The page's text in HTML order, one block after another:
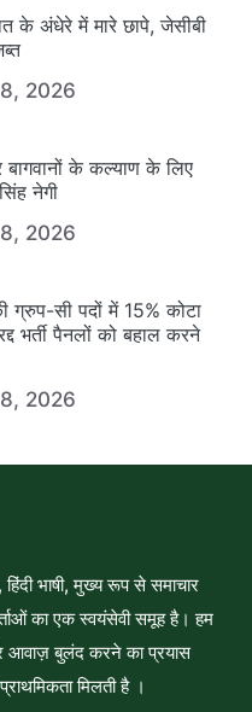
के अंधेरे में मारे छापे, जेसीबी
2026
बागवानों के कल्याण के लिए
नेगी
2026
ग्रुप-सी पदों में 15% कोटा
भर्ती पैनलों को बहाल करने
2026
भाषी, मुख्य रूप से समाचार
का एक स्वयंसेवी समूह है। हम
आवाज़ बुलंद करने का प्रयास
मिलती है ।